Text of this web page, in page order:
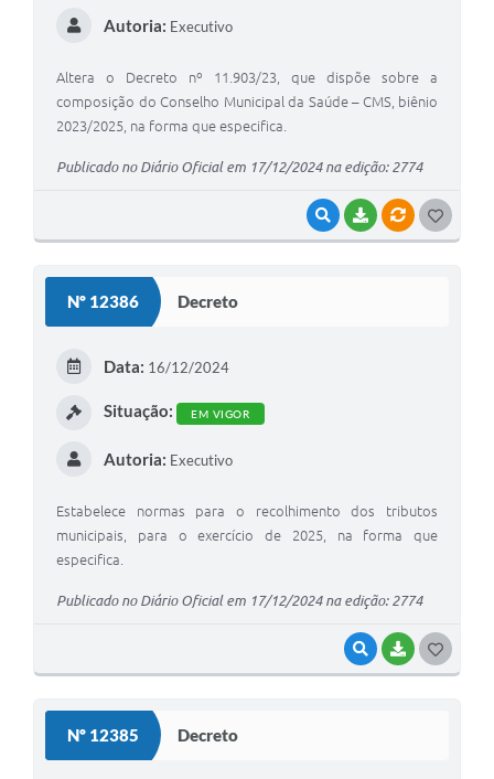
VISUALIZAR
BAIXARVÍNCULOS
Autoria: Executivo
Altera o Decreto nº 11.903/23, que dispõe sobre a
composição do Conselho Municipal da Saúde – CMS, biênio
2023/2025, na forma que especifica.
Publicado no Diário Oficial em 17/12/2024 na edição: 2774
Nº 12386 Decreto
VISUALIZAR
BAIXAR
Data: 16/12/2024
Situação: EM VIGOR
Autoria: Executivo
Estabelece normas para o recolhimento dos tributos
municipais, para o exercício de 2025, na forma que
especifica.
Publicado no Diário Oficial em 17/12/2024 na edição: 2774
Nº 12385 Decreto